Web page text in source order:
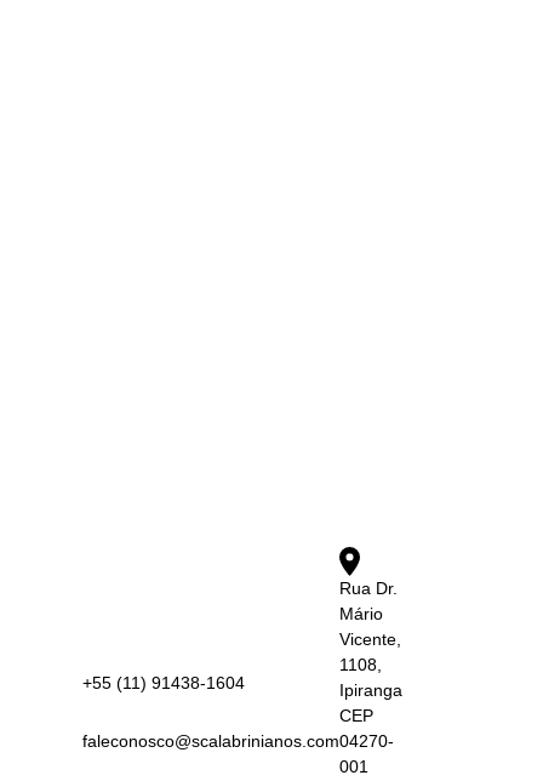
+55 (11) 91438-1604
faleconosco@scalabrinianos.com
Rua Dr.
Mário
Vicente,
1108,
Ipiranga
CEP
04270-
001